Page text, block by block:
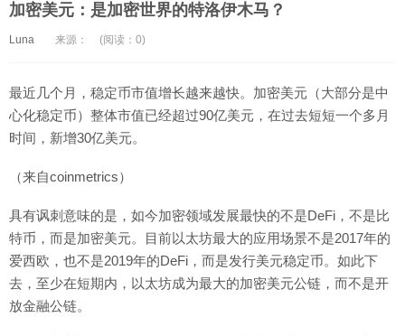
加密美元：是加密世界的特洛伊木马？
Luna 来源： (阅读：0)
最近几个月，稳定币市值增长越来越快。加密美元（大部分是中
心化稳定币）整体市值已经超过90亿美元，在过去短短一个多月
时间，新增30亿美元。
（来自coinmetrics）
具有讽刺意味的是，如今加密领域发展最快的不是DeFi，不是比
特币，而是加密美元。目前以太坊最大的应用场景不是2017年的
爱西欧，也不是2019年的DeFi，而是发行美元稳定币。如此下
去，至少在短期内，以太坊成为最大的加密美元公链，而不是开
放金融公链。